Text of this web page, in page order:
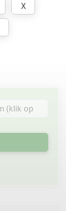
X